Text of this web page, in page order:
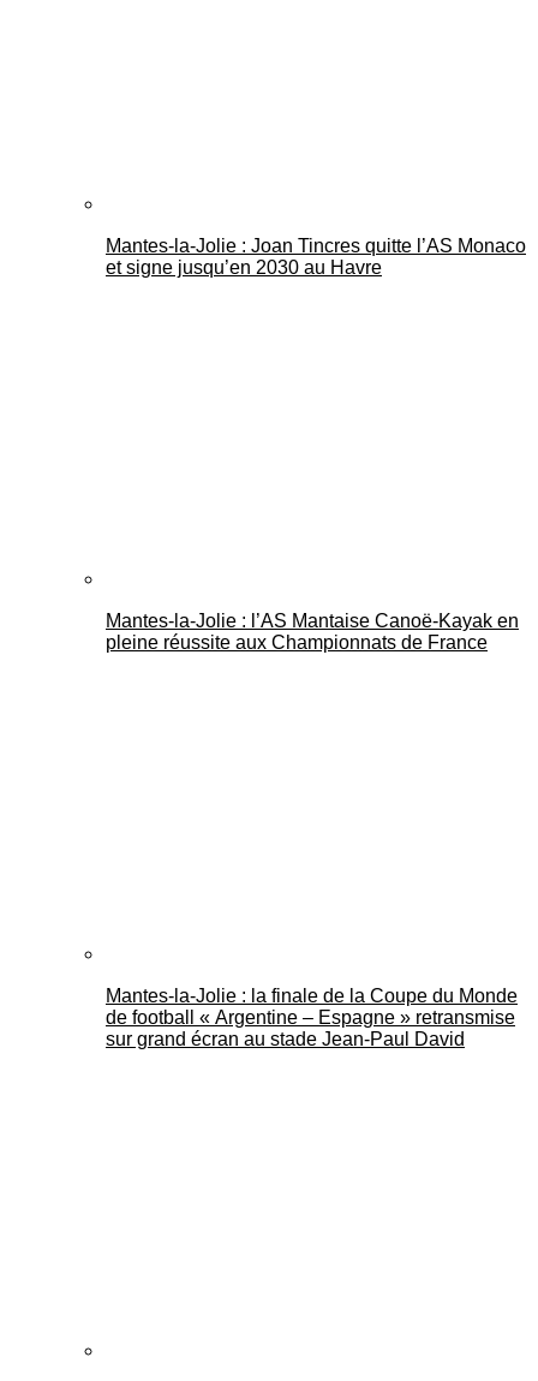
Mantes-la-Jolie : Joan Tincres quitte l’AS Monaco
et signe jusqu’en 2030 au Havre
Mantes-la-Jolie : l’AS Mantaise Canoë‑Kayak en
pleine réussite aux Championnats de France
Mantes-la-Jolie : la finale de la Coupe du Monde
de football « Argentine – Espagne » retransmise
sur grand écran au stade Jean-Paul David